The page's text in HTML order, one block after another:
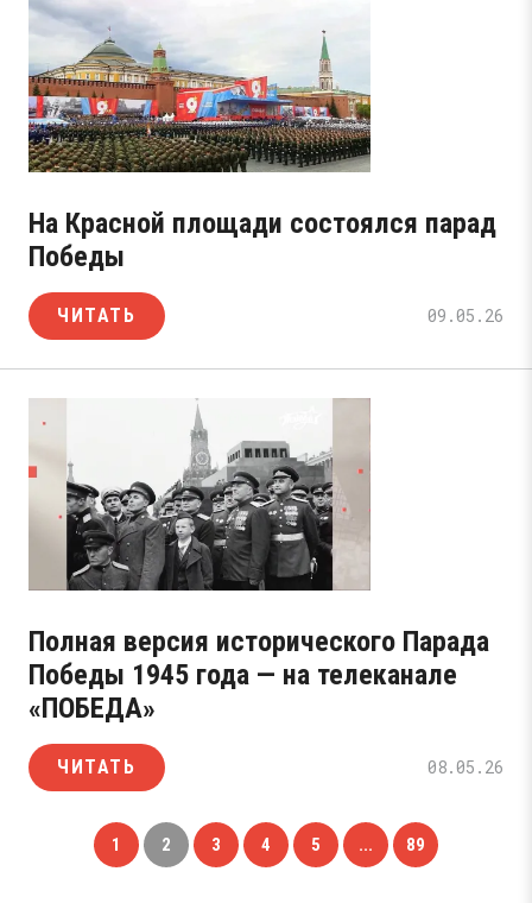
На Красной площади состоялся парад
Победы
ЧИТАТЬ 09.05.26
Полная версия исторического Парада
Победы 1945 года — на телеканале
«ПОБЕДА»
ЧИТАТЬ 08.05.26
1 2 3 4 5 ... 89